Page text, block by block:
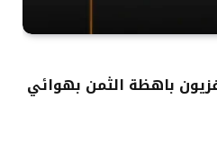
باهظة الثمن بهوائي